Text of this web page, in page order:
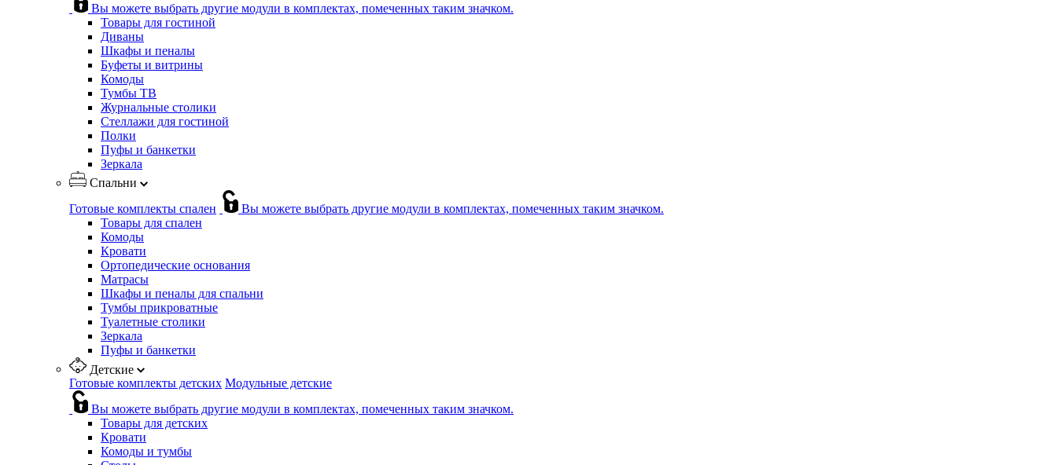
Вы можете выбрать другие модули в комплектах, помеченных таким значком.
Товары для гостиной
Диваны
Шкафы и пеналы
Буфеты и витрины
Комоды
Тумбы ТВ
Журнальные столики
Стеллажи для гостиной
Полки
Пуфы и банкетки
Зеркала
Спальни
Готовые комплекты спален
Вы можете выбрать другие модули в комплектах, помеченных таким значком.
Товары для спален
Комоды
Кровати
Ортопедические основания
Матрасы
Шкафы и пеналы для спальни
Тумбы прикроватные
Туалетные столики
Зеркала
Пуфы и банкетки
Детские
Готовые комплекты детских Модульные детские
Вы можете выбрать другие модули в комплектах, помеченных таким значком.
Товары для детских
Кровати
Комоды и тумбы